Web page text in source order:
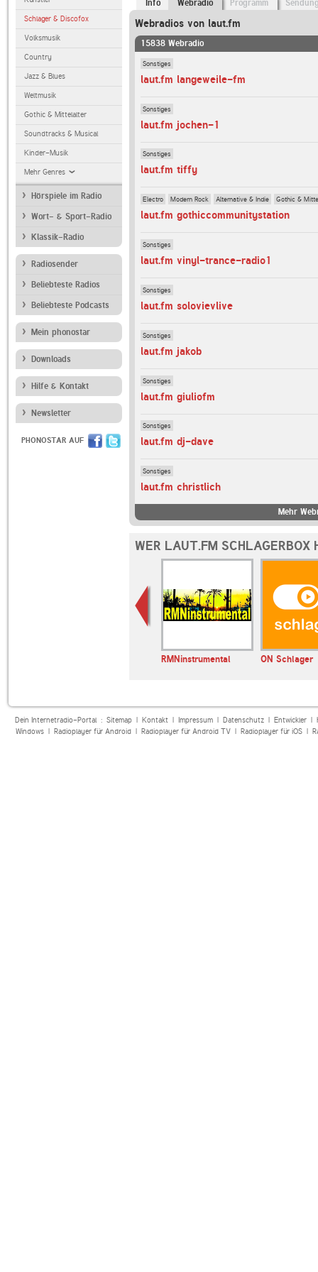
Schlager & Discofox
Volksmusik
Country
Jazz & Blues
Weltmusik
Gothic & Mittelalter
Soundtracks & Musical
Kinder-Musik
Mehr Genres
Hörspiele im Radio
Wort- & Sport-Radio
Klassik-Radio
Radiosender
Beliebteste Radios
Beliebteste Podcasts
Mein phonostar
Downloads
Hilfe & Kontakt
Newsletter
PHONOSTAR AUF
Info Webradio Programm
Webradios von laut.fm
15838 Webradio
Sonstiges
laut.fm langeweile-fm
Sonstiges
laut.fm jochen-1
Sonstiges
laut.fm tiffy
Electro Modern Rock Alternative & Indie Gothic &
laut.fm gothiccommunitystation
Sonstiges
laut.fm vinyl-trance-radio1
Sonstiges
laut.fm solovievlive
Sonstiges
laut.fm jakob
Sonstiges
laut.fm giuliofm
Sonstiges
laut.fm dj-dave
Sonstiges
laut.fm christlich
Mehr
WER LAUT.FM SCHLAGERBOX
RMNinstrumental ON Schlager
Dein Internetradio-Portal : Sitemap| Kontakt| Impressum| Datenschutz| Entwickler|
Windows| Radioplayer für Android| Radioplayer für Android TV| Radioplayer für iOS|